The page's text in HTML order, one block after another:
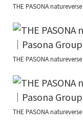
THE PASONA
THE PASONA
THE PASONA